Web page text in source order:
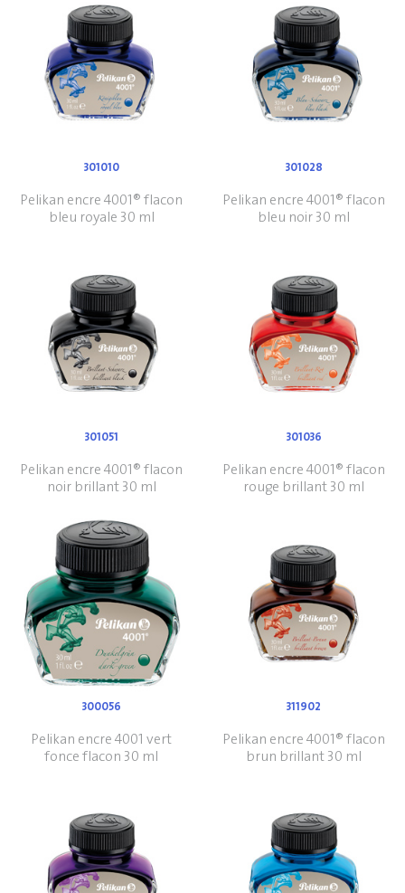
301010
Pelikan encre 4001® flacon
bleu royale 30 ml
301028
Pelikan encre 4001® flacon
bleu noir 30 ml
301051
Pelikan encre 4001® flacon
noir brillant 30 ml
301036
Pelikan encre 4001® flacon
rouge brillant 30 ml
300056
Pelikan encre 4001 vert
fonce flacon 30 ml
311902
Pelikan encre 4001® flacon
brun brillant 30 ml